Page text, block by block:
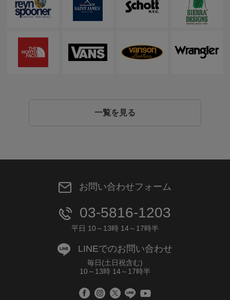
一覧を見る
お問い合わせフォーム
03-5816-1203
平日 10～13時 14～17時半
LINEでのお問い合わせ
毎日(土日祝含む)
10～13時 14～17時半